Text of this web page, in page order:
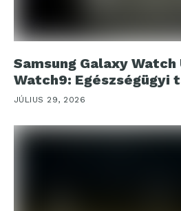
Samsung Galaxy
Watch9: Egészségügyi
JÚLIUS 29, 2026